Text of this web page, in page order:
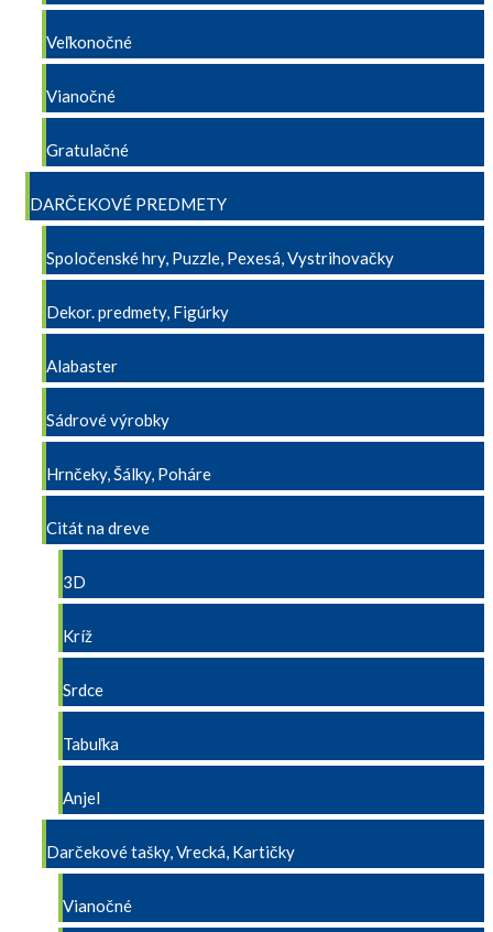
Veľkonočné
Vianočné
Gratulačné
DARČEKOVÉ PREDMETY
Spoločenské hry, Puzzle, Pexesá, Vystrihovačky
Dekor. predmety, Figúrky
Alabaster
Sádrové výrobky
Hrnčeky, Šálky, Poháre
Citát na dreve
3D
Kríž
Srdce
Tabuľka
Anjel
Darčekové tašky, Vrecká, Kartičky
Vianočné